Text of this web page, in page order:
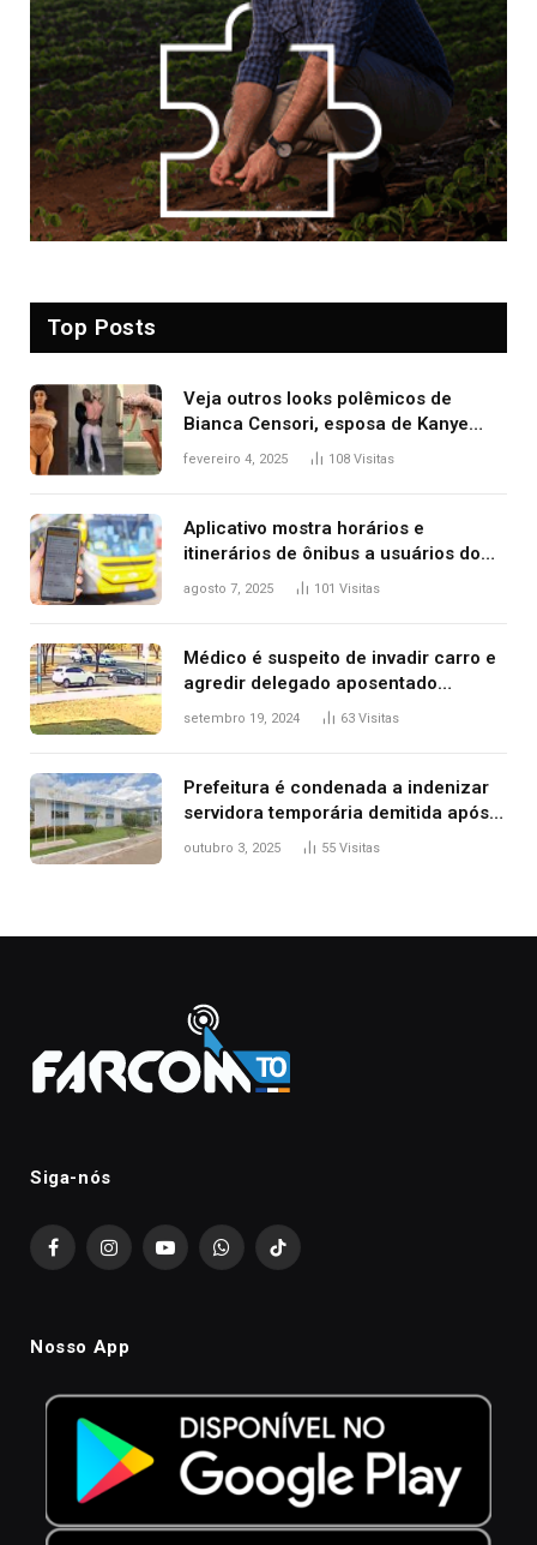
Top Posts
Veja outros looks polêmicos de
Bianca Censori, esposa de Kanye
West que apareceu nua no Grammy
fevereiro 4, 2025 108 Visitas
Aplicativo mostra horários e
itinerários de ônibus a usuários do
transporte público de Palmas; confira
agosto 7, 2025 101 Visitas
Médico é suspeito de invadir carro e
agredir delegado aposentado
durante confusão no trânsito
setembro 19, 2024 63 Visitas
Prefeitura é condenada a indenizar
servidora temporária demitida após
nascimento da filha
outubro 3, 2025 55 Visitas
Siga-nós
FacebookInstagramYouTubeWhatsAppTikTok
Nosso App